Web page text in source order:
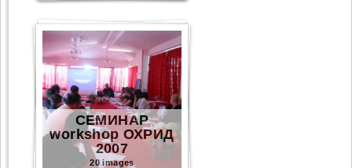
СЕМИНАР
workshop ОХРИД
2007
20 images